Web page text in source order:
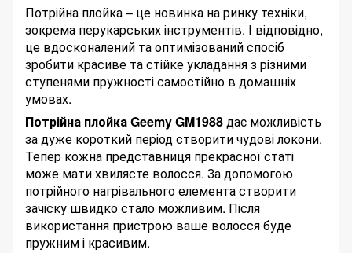
Потрійна плойка – це новинка на ринку техніки,
зокрема перукарських інструментів. І відповідно,
це вдосконалений та оптимізований спосіб
зробити красиве та стійке укладання з різними
ступенями пружності самостійно в домашніх
умовах.
Потрійна плойка Geemy GM1988дає можливість
за дуже короткий період створити чудові локони.
Тепер кожна представниця прекрасної статі
може мати хвилясте волосся. За допомогою
потрійного нагрівального елемента створити
зачіску швидко стало можливим. Після
використання пристрою ваше волосся буде
пружним і красивим.